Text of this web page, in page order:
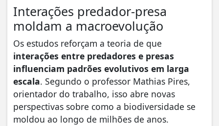
Interações predador-presa
moldam a macroevolução
Os estudos reforçam a teoria de que
interações entre predadores e presas
influenciam padrões evolutivos em larga
escala. Segundo o professor Mathias Pires,
orientador do trabalho, isso abre novas
perspectivas sobre como a biodiversidade se
moldou ao longo de milhões de anos.